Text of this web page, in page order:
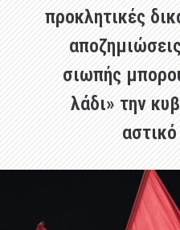
προκλητικές
σιωπής
λάδι» την